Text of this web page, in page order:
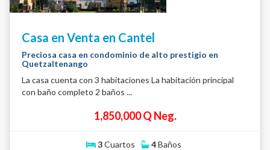
Casa en Venta en Cantel
Preciosa casa en condominio de alto prestigio en
Quetzaltenango
La casa cuenta con 3 habitaciones La habitación principal
con baño completo 2 baños ...
1,850,000 Q Neg.
3Cuartos 4Baños